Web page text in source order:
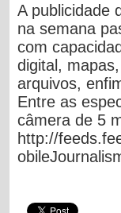
A publicidade
na semana
com
digital,
arquivos,
Entre as
câmera de 5
http://